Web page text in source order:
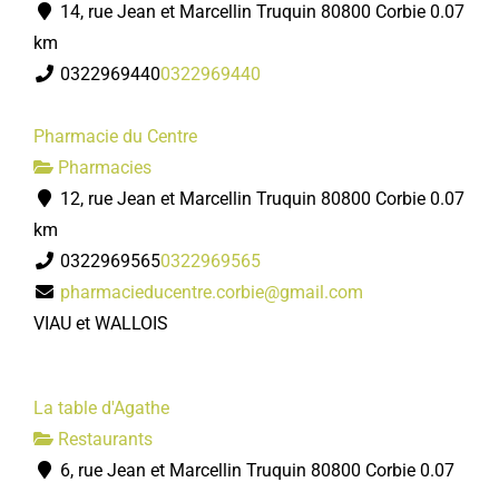
14, rue Jean et Marcellin Truquin 80800 Corbie 0.07
km
03229694400322969440
Pharmacie du Centre
Pharmacies
12, rue Jean et Marcellin Truquin 80800 Corbie 0.07
km
03229695650322969565
pharmacieducentre.corbie@gmail.com
VIAU et WALLOIS
La table d'Agathe
Restaurants
6, rue Jean et Marcellin Truquin 80800 Corbie 0.07